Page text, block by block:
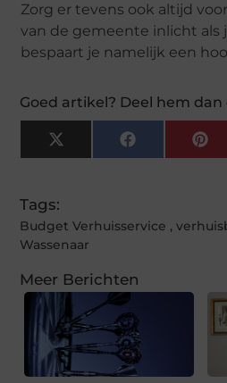
Zorg er tevens ook altijd
van de gemeente inlicht als
bespaart je namelijk een
Goed artikel? Deel hem dan
X
(Twitter)
Facebook
Tags:
Budget Verhuisservice ,
Wassenaar
Meer Berichten